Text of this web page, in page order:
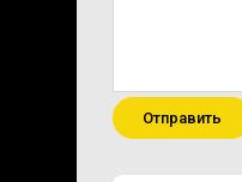
Отправить